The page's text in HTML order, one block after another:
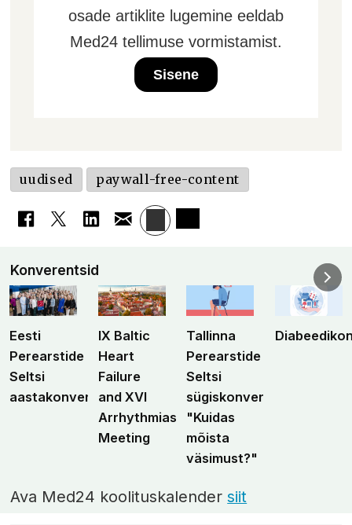
osade artiklite lugemine eeldab
Med24 tellimuse vormistamist.
Sisene
uudised paywall-free-content
Konverentsid
Eesti
Perearstide
Seltsi
aastakonverents
IX Baltic
Heart
Failure
and XVI
Arrhythmias
Meeting
Tallinna
Perearstide
Seltsi
sügiskonverents
"Kuidas
mõista
väsimust?"
Ava Med24 koolituskalendersiit